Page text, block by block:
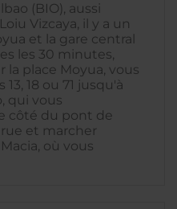
(BIO), aussi
Vizcaya, il y a un
et la gare central
les 30 minutes,
la place Moyua, vous
18 ou 71 jusqu'à
qui vous
côté du pont de
rue et marcher
où vous